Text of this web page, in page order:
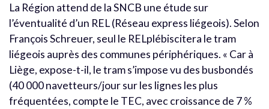
La Région attend de la SNCB une étude sur
l’éventualité d’un REL (Réseau express liégeois). Selon
François Schreuer, seul le RELplébiscitera le tram
liégeois auprès des communes périphériques. « Car à
Liège, expose-t-il, le tram s’impose vu des busbondés
(40 000 navetteurs/jour sur les lignes les plus
fréquentées, compte le TEC, avec croissance de 7 %